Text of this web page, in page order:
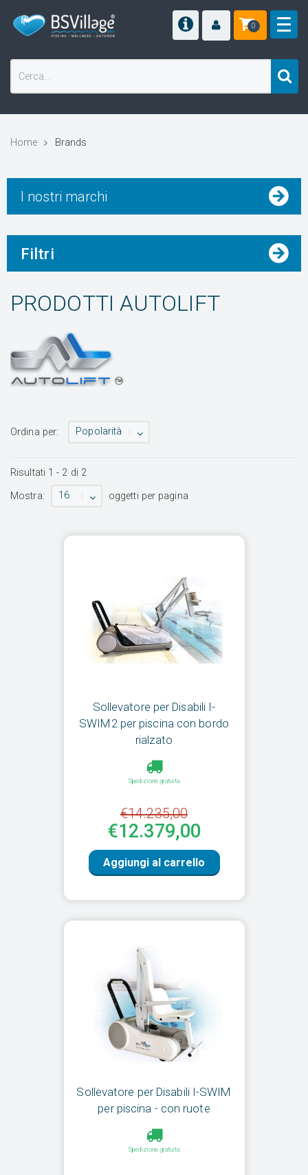
0
Home Brands
I nostri marchi
Filtri
PRODOTTI AUTOLIFT
Ordina per: Popolarità
Risultati 1 - 2 di 2
Mostra:
16 oggetti per pagina
Sollevatore per Disabili I-
SWIM2 per piscina con bordo
rialzato
Spedizione gratuita
€14.235,00
€12.379,00
Aggiungi al carrello
Sollevatore per Disabili I-SWIM
per piscina - con ruote
Spedizione gratuita